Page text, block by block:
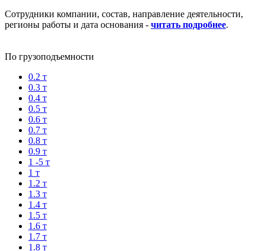
Сотрудники компании, состав, направление деятельности,
регионы работы и дата основания - читать подробнее.
По грузоподъемности
0.2 т
0.3 т
0.4 т
0.5 т
0.6 т
0.7 т
0.8 т
0.9 т
1 -5 т
1 т
1.2 т
1.3 т
1.4 т
1.5 т
1.6 т
1.7 т
1.8 т